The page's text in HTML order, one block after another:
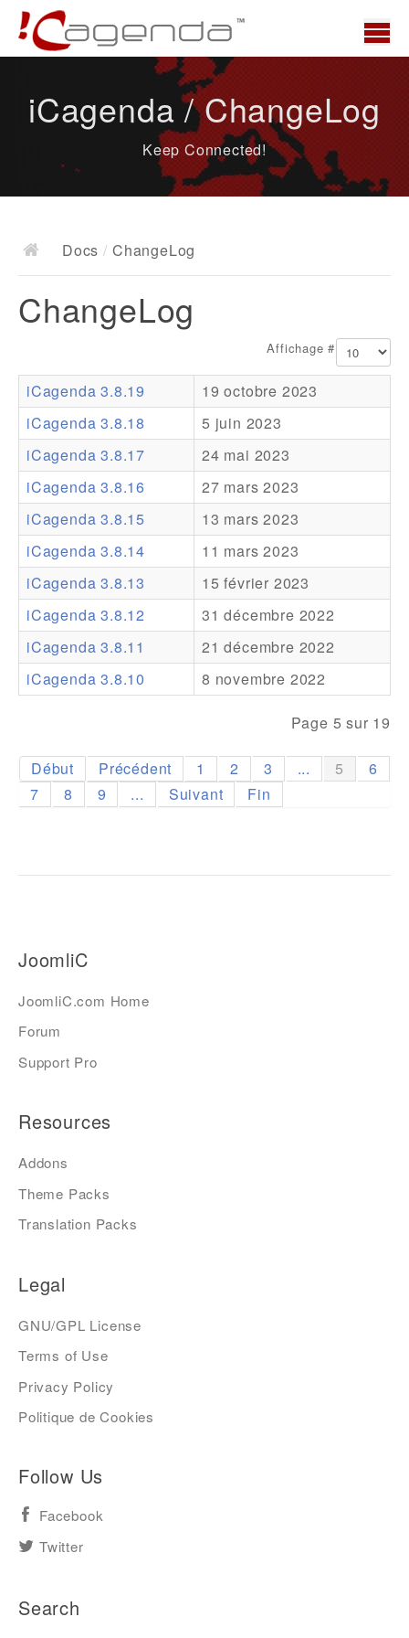
News
Docs
Documentation
Ressources
Addons
Theme Packs
Translation Packs
Support
Forum
Support Pro
iCagenda / ChangeLog
Keep Connected!
Docs / ChangeLog
ChangeLog
Affichage #
iCagenda 3.8.19
19 octobre 2023
iCagenda 3.8.18
5 juin 2023
iCagenda 3.8.17
24 mai 2023
iCagenda 3.8.16
27 mars 2023
iCagenda 3.8.15
13 mars 2023
iCagenda 3.8.14
11 mars 2023
iCagenda 3.8.13
15 février 2023
iCagenda 3.8.12
31 décembre 2022
iCagenda 3.8.11
21 décembre 2022
iCagenda 3.8.10
8 novembre 2022
Page 5 sur 19
Début Précédent 1 2 3 ... 5
6
7
8 9 ... Suivant Fin
JoomliC
JoomliC.com Home
Forum
Support Pro
Resources
Addons
Theme Packs
Translation Packs
Legal
GNU/GPL License
Terms of Use
Privacy Policy
Politique de Cookies
Follow Us
Facebook
Twitter
Search